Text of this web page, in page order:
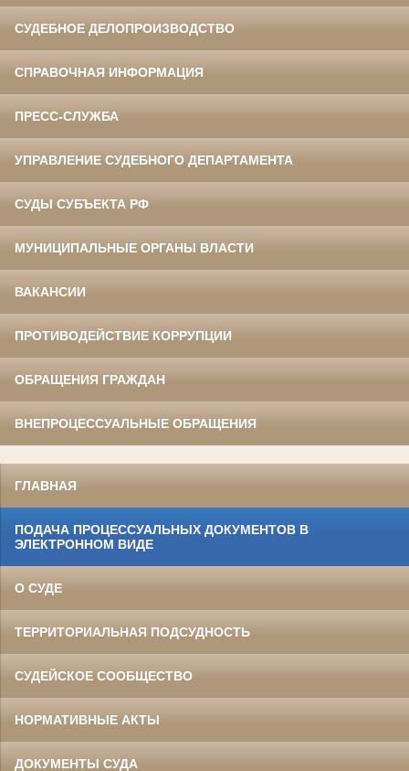
СУДЕБНОЕ ДЕЛОПРОИЗВОДСТВО
СПРАВОЧНАЯ ИНФОРМАЦИЯ
ПРЕСС-СЛУЖБА
УПРАВЛЕНИЕ СУДЕБНОГО ДЕПАРТАМЕНТА
СУДЫ СУБЪЕКТА РФ
МУНИЦИПАЛЬНЫЕ ОРГАНЫ ВЛАСТИ
ВАКАНСИИ
ПРОТИВОДЕЙСТВИЕ КОРРУПЦИИ
ОБРАЩЕНИЯ ГРАЖДАН
ВНЕПРОЦЕССУАЛЬНЫЕ ОБРАЩЕНИЯ
ГЛАВНАЯ
ПОДАЧА ПРОЦЕССУАЛЬНЫХ ДОКУМЕНТОВ В
ЭЛЕКТРОННОМ ВИДЕ
О СУДЕ
ТЕРРИТОРИАЛЬНАЯ ПОДСУДНОСТЬ
СУДЕЙСКОЕ СООБЩЕСТВО
НОРМАТИВНЫЕ АКТЫ
ДОКУМЕНТЫ СУДА